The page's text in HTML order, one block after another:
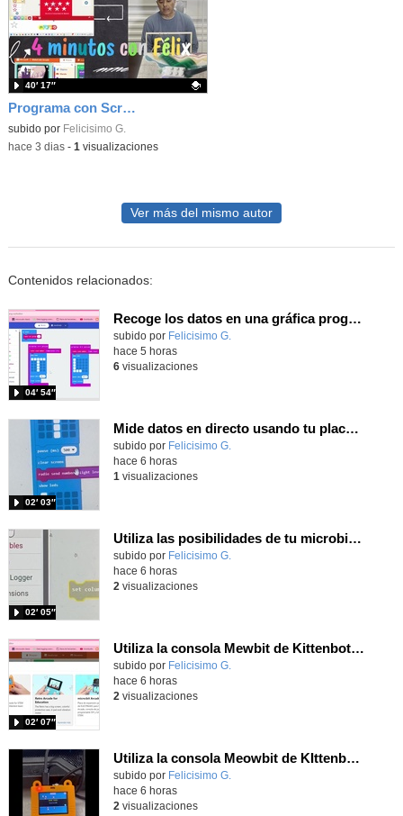
Programa con Scratch juegos con los partidos del mundial 2026 ganados por España
Contenido educativo.
subido por Felicisimo G.
40′ 17″
-hace 3 dias- 1 visualizaciones
Ver más del mismo autor
Contenidos relacionados:
Recoge los datos en una gráfica programando tu placa microbit con MakeCode y conoce la Tª y nivel de luz en este eclipse
Contenido educativo.
subido por Felicisimo G.
04′ 54″
hace 5 horas
6visualizaciones
Mide datos en directo usando tu placa microbit y programando con MakeCode dos placas conectadas por radio
Contenido educativo.
subido por Felicisimo G.
02′ 03″
hace 6 horas
1 visualizaciones
Utiliza las posibilidades de tu microbit programando com MakeCode para medir temperatura y nivel de luz con Datalogger
Contenido educativo.
subido por Felicisimo G.
02′ 05″
hace 6 horas
2 visualizaciones
Utiliza la consola Mewbit de Kittenbot para llevar tus juegos arcade de MakeCode a tu mano
Contenido educativo.
subido por Felicisimo G.
02′ 07″
hace 6 horas
2 visualizaciones
Utiliza la consola Meowbit de KIttenbot para jugar con tus programas MakeCode Arcade
Contenido educativo.
subido por Felicisimo G.
hace 6 horas
2 visualizaciones